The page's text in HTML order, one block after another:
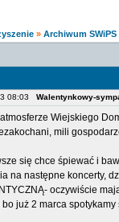
» Archiwum SWiPS
08:03 Walentynkowy-
Wiejskiego
mili
się chce śpiewać i
na następne koncerty,
oczywiście
bo już 2 marca